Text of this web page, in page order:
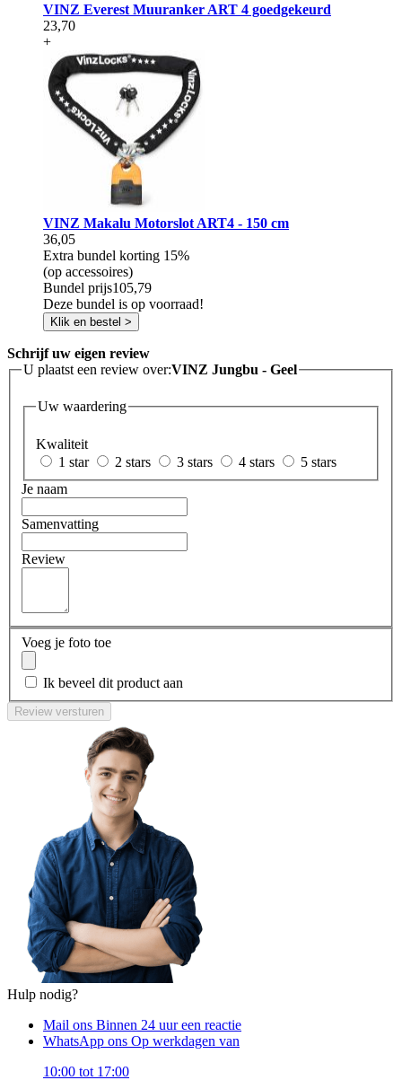
VINZ Everest Muuranker ART 4 goedgekeurd
23,70
+
VINZ Makalu Motorslot ART4 - 150 cm
36,05
Extra bundel korting 15%
(op accessoires)
Bundel prijs105,79
Deze bundel is op voorraad!
Klik en bestel >
Schrijf uw eigen review
U plaatst een review over:VINZ Jungbu - Geel
Uw waardering
Kwaliteit
1 star
2 stars 3 stars 4 stars
5 stars
Je naam
Samenvatting
Review
Voeg je foto toe
Ik beveel dit product aan
Review versturen
Hulp nodig?
Mail ons Binnen 24 uur een reactie
WhatsApp ons Op werkdagen van
10:00 tot 17:00